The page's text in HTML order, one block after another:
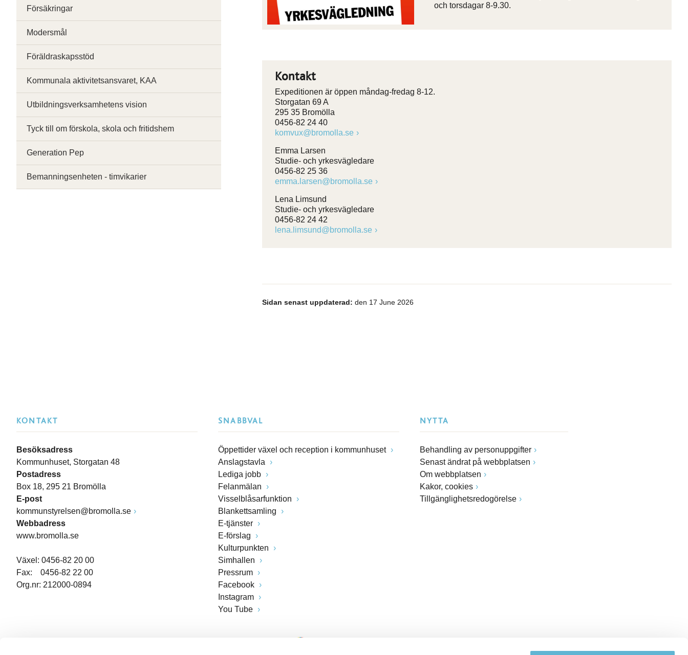
och torsdagar 8-9.30.
Kontakt
Expeditionen är öppen måndag-fredag 8-12.
Storgatan 69 A
295 35 Bromölla
0456-82 24 40
komvux@bromolla.se
Emma Larsen
Studie- och yrkesvägledare
0456-82 25 36
emma.larsen@bromolla.se
Lena Limsund
Studie- och yrkesvägledare
0456-82 24 42
lena.limsund@bromolla.se
Sidan senast uppdaterad: den 17 June 2026
Försäkringar
Modersmål
Föräldraskapsstöd
Kommunala aktivitetsansvaret, KAA
Utbildningsverksamhetens vision
Tyck till om förskola, skola och fritidshem
Generation Pep
Bemanningsenheten - timvikarier
KONTAKT
Besöksadress
Kommunhuset, Storgatan 48
Postadress
Box 18, 295 21 Bromölla
E-post
kommunstyrelsen@bromolla.se
Webbadress
www.bromolla.se
Växel: 0456-82 20 00
Fax: 0456-82 22 00
Org.nr: 212000-0894
SNABBVAL
Öppettider växel och reception i kommunhuset
Anslagstavla
Lediga jobb
Felanmälan
Visselblåsarfunktion
Blankettsamling
E-tjänster
E-förslag
Kulturpunkten
Simhallen
Pressrum
Facebook
Instagram
You Tube
NYTTA
Behandling av personuppgifter
Senast ändrat på webbplatsen
Om webbplatsen
Kakor, cookies
Tillgänglighetsredogörelse